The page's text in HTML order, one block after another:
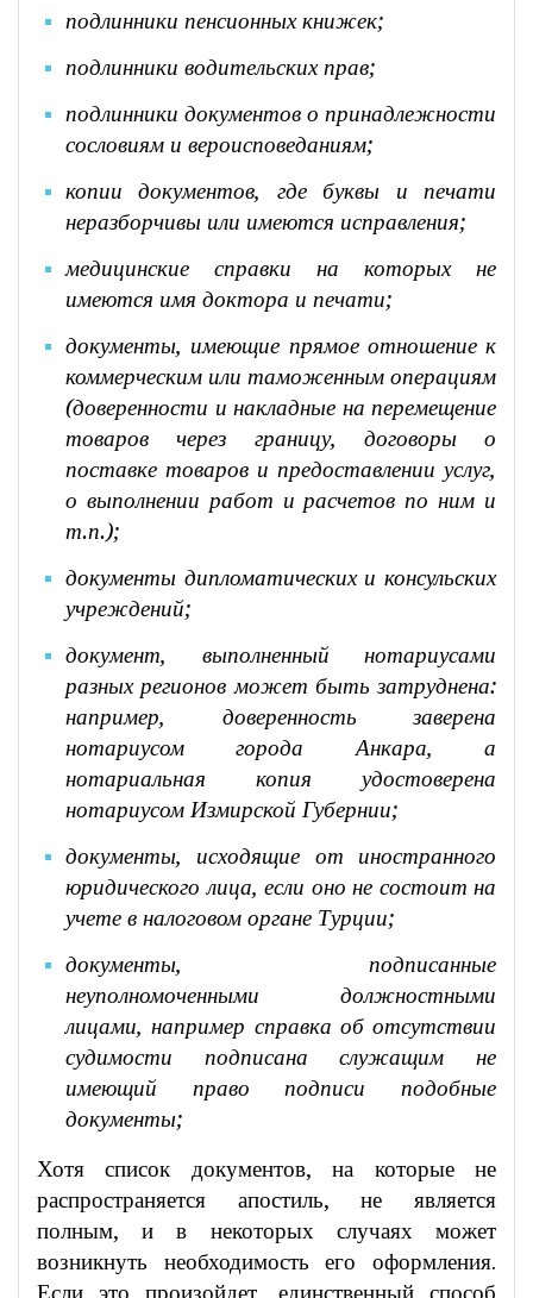
подлинники пенсионных книжек;
подлинники водительских прав;
подлинники документов о принадлежности
сословиям и вероисповеданиям;
копии документов, где буквы и печати
неразборчивы или имеются исправления;
медицинские справки на которых не
имеются имя доктора и печати;
документы, имеющие прямое отношение к
коммерческим или таможенным операциям
(доверенности и накладные на перемещение
товаров через границу, договоры о
поставке товаров и предоставлении услуг,
о выполнении работ и расчетов по ним и
т.п.);
документы дипломатических и консульских
учреждений;
документ, выполненный нотариусами
разных регионов может быть затруднена:
например, доверенность заверена
нотариусом города Анкара, а
нотариальная копия удостоверена
нотариусом Измирской Губернии;
документы, исходящие от иностранного
юридического лица, если оно не состоит на
учете в налоговом органе Турции;
документы, подписанные
неуполномоченными должностными
лицами, например справка об отсутствии
судимости подписана служащим не
имеющий право подписи подобные
документы;
Хотя список документов, на которые не
распространяется апостиль, не является
полным, и в некоторых случаях может
возникнуть необходимость его оформления.
Если это произойдет, единственный способ